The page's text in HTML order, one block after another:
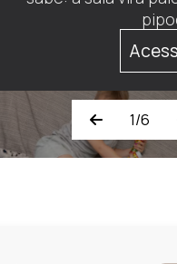
2/6